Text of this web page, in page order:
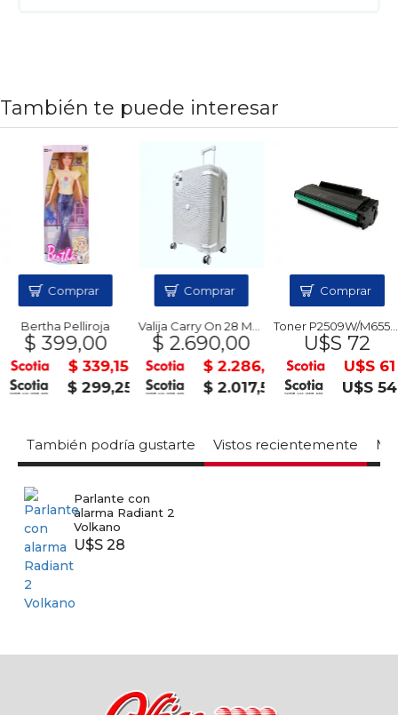
También te puede interesar
Bertha Pelliroja
$ 399,00
$ 339,15
$ 299,25
Comprar
Valija Carry On 28 MOOREBAGS
$ 2.690,00
$ 2.286,50
$ 2.017,50
Comprar
Toner P2509W/M6559NW PANTUM
U$S 72
U$S 61
U$S 54
Comprar
También podría gustarte Vistos recientemente
Parlante con
alarma Radiant 2
Volkano
U$S 28